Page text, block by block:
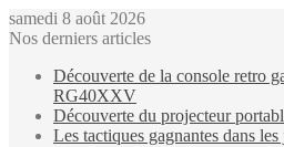
samedi 8 août 2026
Nos derniers articles
Découverte de la console retro
RG40XXV
Découverte du projecteur
Les tactiques gagnantes dans